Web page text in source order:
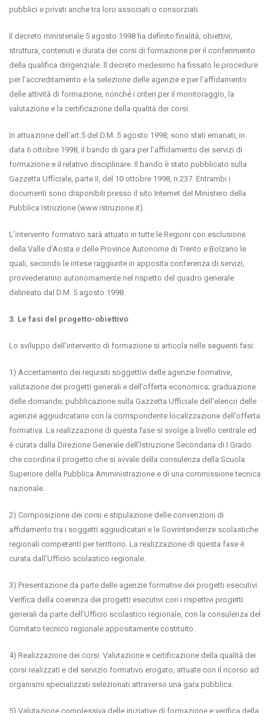
pubblici e privati anche tra loro associati o consorziati.
Il decreto ministeriale 5 agosto 1998 ha definito finalità, obiettivi,
struttura, contenuti e durata dei corsi di formazione per il conferimento
della qualifica dirigenziale. Il decreto medesimo ha fissato le procedure
per l’accreditamento e la selezione delle agenzie e per l’affidamento
delle attività di formazione, nonché i criteri per il monitoraggio, la
valutazione e la certificazione della qualità dei corsi.
In attuazione dell’art.5 del D.M. 5 agosto 1998, sono stati emanati, in
data 6 ottobre 1998, il bando di gara per l’affidamento dei servizi di
formazione e il relativo disciplinare. Il bando è stato pubblicato sulla
Gazzetta Ufficiale, parte II, del 10 ottobre 1998, n.237. Entrambi i
documenti sono disponibili presso il sito Internet del Ministero della
Pubblica Istruzione (www.istruzione.it).
L’intervento formativo sarà attuato in tutte le Regioni con esclusione
della Valle d’Aosta e delle Province Autonome di Trento e Bolzano le
quali, secondo le intese raggiunte in apposita conferenza di servizi,
provvederanno autonomamente nel rispetto del quadro generale
delineato dal D.M. 5 agosto 1998.
3. Le fasi del progetto-obiettivo
Lo sviluppo dell’intervento di formazione si articola nelle seguenti fasi:
1) Accertamento dei requisiti soggettivi delle agenzie formative,
valutazione dei progetti generali e dell’offerta economica; graduazione
delle domande; pubblicazione sulla Gazzetta Ufficiale dell’elenco delle
agenzie aggiudicatarie con la corrispondente localizzazione dell’offerta
formativa. La realizzazione di questa fase si svolge a livello centrale ed
è curata dalla Direzione Generale dell’Istruzione Secondaria di I Grado
che coordina il progetto che si avvale della consulenza della Scuola
Superiore della Pubblica Amministrazione e di una commissione tecnica
nazionale.
2) Composizione dei corsi e stipulazione delle convenzioni di
affidamento tra i soggetti aggiudicatari e le Sovrintendenze scolastiche
regionali competenti per territorio. La realizzazione di questa fase è
curata dall’Ufficio scolastico regionale.
3) Presentazione da parte delle agenzie formative dei progetti esecutivi.
Verifica della coerenza dei progetti esecutivi con i rispettivi progetti
generali da parte dell’Ufficio scolastico regionale, con la consulenza del
Comitato tecnico regionale appositamente costituito.
4) Realizzazione dei corsi. Valutazione e certificazione della qualità dei
corsi realizzati e del servizio formativo erogato, attuate con il ricorso ad
organismi specializzati selezionati attraverso una gara pubblica.
5) Valutazione complessiva delle iniziative di formazione e verifica della